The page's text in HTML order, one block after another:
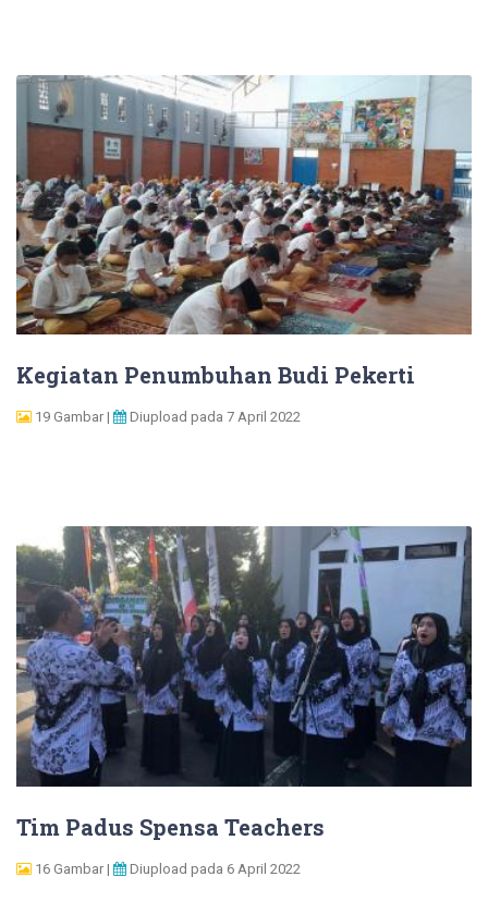
Kegiatan Penumbuhan Budi Pekerti
19 Gambar | Diupload pada 7 April 2022
Tim Padus Spensa Teachers
16 Gambar | Diupload pada 6 April 2022